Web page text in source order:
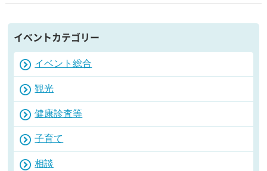
イベントカテゴリー
イベント総合
観光
健康診査等
子育て
相談